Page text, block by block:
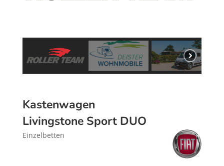
Kastenwagen
Livingstone Sport DUO
Einzelbetten